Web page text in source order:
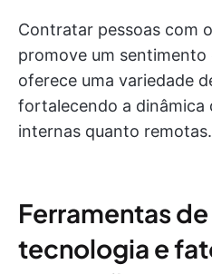
Contratar pessoas com
promove um
oferece uma variedade
fortalecendo a dinâmica
internas quanto remotas.
Ferramentas
tecnologia e